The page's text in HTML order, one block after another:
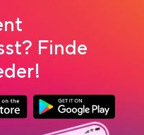
Finde
in a new tab
Link opens in a new
Google Play Download